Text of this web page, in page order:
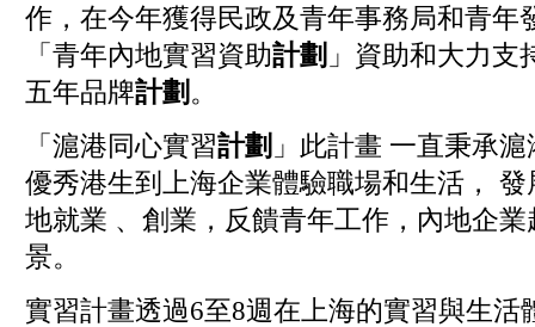
作，在今年獲得民政及青年事務局和青年
「青年內地實習資助計劃 」資助和大力支
五年品牌計劃 。
「滬港同心實習計劃 」此計畫 一直秉承
優秀港生到上海企業體驗職場和生活，
地就業 、創業，反饋青年工作，內地企
景。
實習計畫透過6至8週在上海的實習與生活